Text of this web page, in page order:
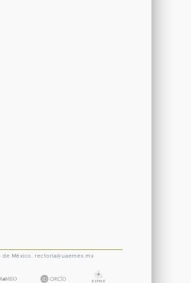
de México. rectoria@uaemex.mx